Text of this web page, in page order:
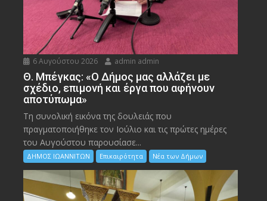
6 Αυγούστου 2026 admin admin
Θ. Μπέγκας: «Ο Δήμος μας αλλάζει με
σχέδιο, επιμονή και έργα που αφήνουν
αποτύπωμα»
Τη συνολική εικόνα της δουλειάς που
πραγματοποιήθηκε τον Ιούλιο και τις πρώτες ημέρες
του Αυγούστου παρουσίασε...
ΔΗΜΟΣ ΙΩΑΝΝΙΤΩΝ Επικαιρότητα Νέα των Δήμων